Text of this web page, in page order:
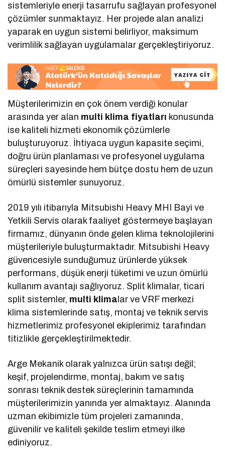
sistemleriyle enerji tasarrufu sağlayan profesyonel
çözümler sunmaktayız. Her projede alan analizi
yaparak en uygun sistemi belirliyor, maksimum
verimlilik sağlayan uygulamalar gerçekleştiriyoruz.
Müşterilerimizin en çok önem verdiği konular
arasında yer alan multi klima fiyatları konusunda
ise kaliteli hizmeti ekonomik çözümlerle
buluşturuyoruz. İhtiyaca uygun kapasite seçimi,
doğru ürün planlaması ve profesyonel uygulama
süreçleri sayesinde hem bütçe dostu hem de uzun
ömürlü sistemler sunuyoruz.
2019 yılı itibarıyla Mitsubishi Heavy MHI Bayi ve
Yetkili Servis olarak faaliyet göstermeye başlayan
firmamız, dünyanın önde gelen klima teknolojilerini
müşterileriyle buluşturmaktadır. Mitsubishi Heavy
güvencesiyle sunduğumuz ürünlerde yüksek
performans, düşük enerji tüketimi ve uzun ömürlü
kullanım avantajı sağlıyoruz. Split klimalar, ticari
split sistemler, multi klimalar ve VRF merkezi
klima sistemlerinde satış, montaj ve teknik servis
hizmetlerimiz profesyonel ekiplerimiz tarafından
titizlikle gerçekleştirilmektedir.
Arge Mekanik olarak yalnızca ürün satışı değil;
keşif, projelendirme, montaj, bakım ve satış
sonrası teknik destek süreçlerinin tamamında
müşterilerimizin yanında yer almaktayız. Alanında
uzman ekibimizle tüm projeleri zamanında,
güvenilir ve kaliteli şekilde teslim etmeyi ilke
ediniyoruz.